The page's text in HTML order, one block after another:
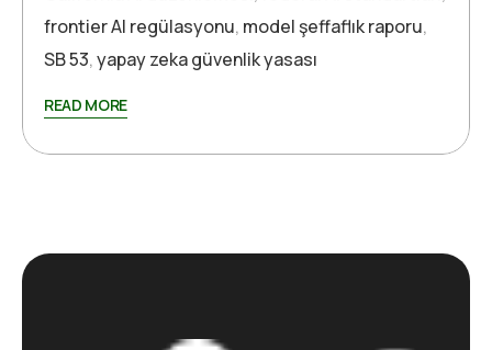
frontier AI regülasyonu, model şeffaflık raporu,
SB 53,yapay zeka güvenlik yasası
READ MORE